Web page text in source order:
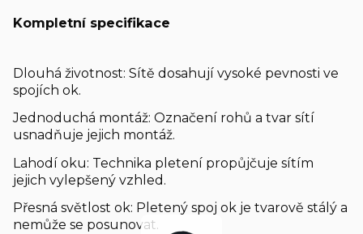
Kompletní specifikace
Dlouhá životnost: Sítě dosahují vysoké pevnosti ve
spojích ok.
Jednoduchá montáž: Označení rohů a tvar sítí
usnadňuje jejich montáž.
Lahodí oku: Technika pletení propůjčuje sítím
jejich vylepšený vzhled.
Přesná světlost ok: Pletený spoj ok je tvarově stálý a
nemůže se posunovat.